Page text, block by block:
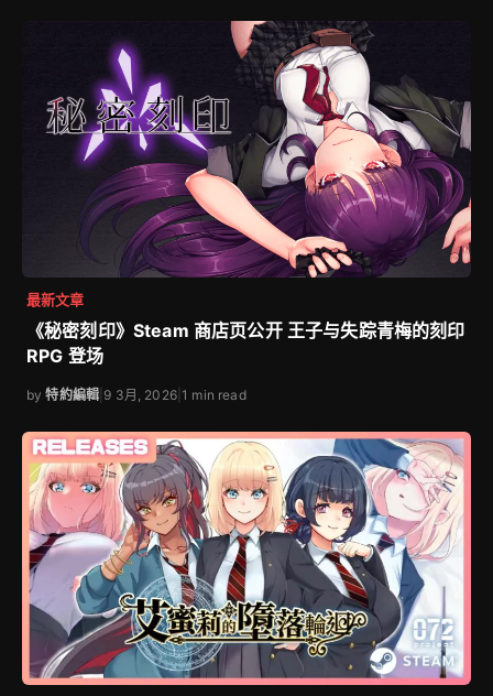
最新文章
《秘密刻印》Steam 商店页公开 王子与失踪青梅的刻印
RPG 登场
by特約編輯 9 3月, 2026|1 min read